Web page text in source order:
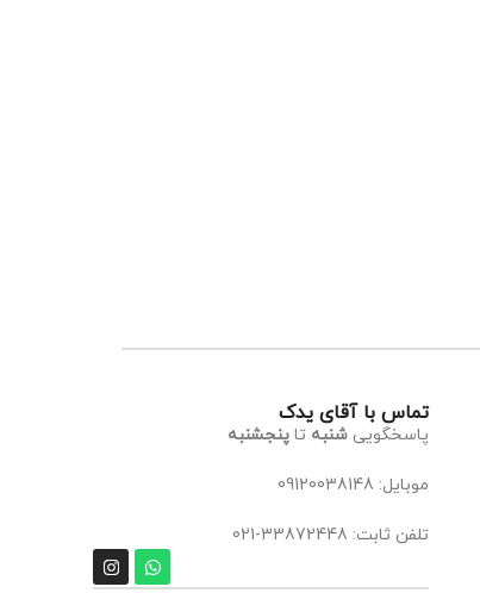
تماس با آقای یدک
پاسخگویی شنبه تا پنجشنبه
موبایل: 09120038148
تلفن ثابت: 33872448-021